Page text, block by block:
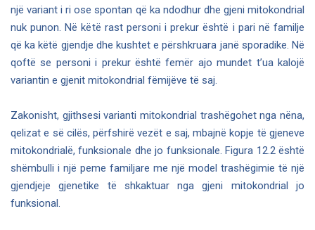
një variant i ri ose spontan që ka ndodhur dhe gjeni mitokondrial
nuk punon. Në këtë rast personi i prekur është i pari në familje
që ka këtë gjendje dhe kushtet e përshkruara janë sporadike. Në
qoftë se personi i prekur është femër ajo mundet t’ua kalojë
variantin e gjenit mitokondrial fëmijëve të saj.
Zakonisht, gjithsesi varianti mitokondrial trashëgohet nga nëna,
qelizat e së cilës, përfshirë vezët e saj, mbajnë kopje të gjeneve
mitokondrialë, funksionale dhe jo funksionale. Figura 12.2 është
shëmbulli i një peme familjare me një model trashëgimie të një
gjendjeje gjenetike të shkaktuar nga gjeni mitokondrial jo
funksional.